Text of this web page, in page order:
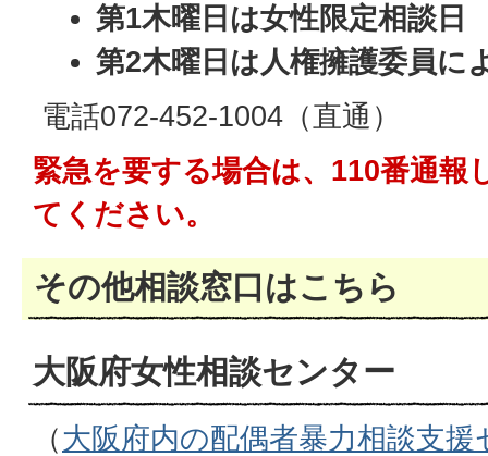
第1木曜日は女性限定相談日
第2木曜日は人権擁護委員に
電話072-452-1004（直通）
緊急を要する場合は、110番通報
てください。
その他相談窓口はこちら
大阪府女性相談センター
（大阪府内の配偶者暴力相談支